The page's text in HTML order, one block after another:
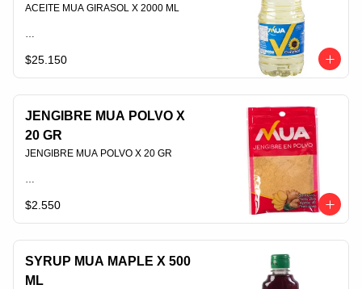
ACEITE MUA GIRASOL X 2000 ML
$25.150
JENGIBRE MUA POLVO X
20 GR
JENGIBRE MUA POLVO X 20 GR
$2.550
SYRUP MUA MAPLE X 500
ML